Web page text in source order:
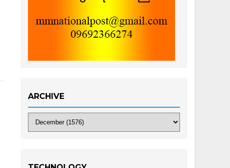
ARCHIVE